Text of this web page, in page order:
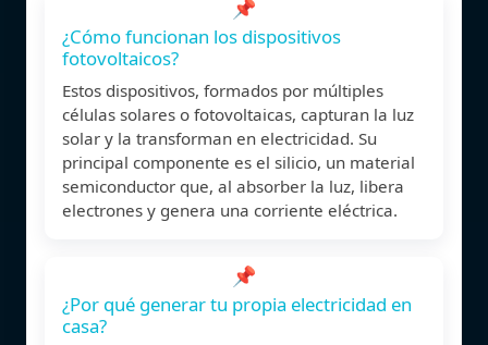
📌
¿Cómo funcionan los dispositivos
fotovoltaicos?
Estos dispositivos, formados por múltiples
células solares o fotovoltaicas, capturan la luz
solar y la transforman en electricidad. Su
principal componente es el silicio, un material
semiconductor que, al absorber la luz, libera
electrones y genera una corriente eléctrica.
📌
¿Por qué generar tu propia electricidad en
casa?